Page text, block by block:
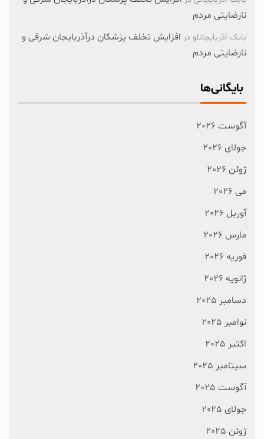
نارضایتی مردم
بابک آذربایجانلو در افزایش تخلف پزشکان درآذربایجان شرقی و
نارضایتی مردم
بایگانی‌ها
آگوست 2026
جولای 2026
ژوئن 2026
می 2026
آوریل 2026
مارس 2026
فوریه 2026
ژانویه 2026
دسامبر 2025
نوامبر 2025
اکتبر 2025
سپتامبر 2025
آگوست 2025
جولای 2025
ژوئن 2025